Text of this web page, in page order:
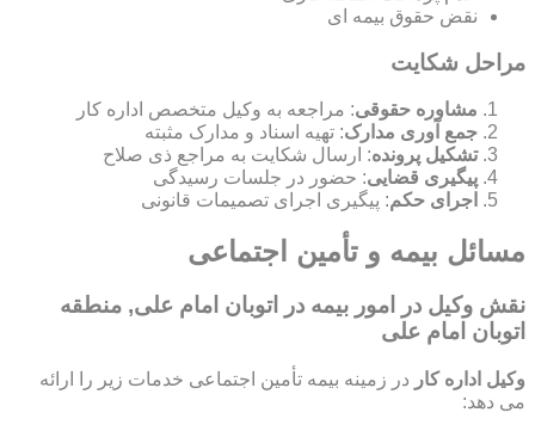
نقض حقوق بیمه ای
مراحل شکایت
مشاوره حقوقی: مراجعه به وکیل متخصص اداره کار
جمع آوری مدارک: تهیه اسناد و مدارک مثبته
تشکیل پرونده: ارسال شکایت به مراجع ذی صلاح
پیگیری قضایی: حضور در جلسات رسیدگی
اجرای حکم: پیگیری اجرای تصمیمات قانونی
مسائل بیمه و تأمین اجتماعی
نقش وکیل در امور بیمه در اتوبان امام علی, منطقه
اتوبان امام علی
وکیل اداره کار در زمینه بیمه تأمین اجتماعی خدمات زیر را ارائه
می دهد: